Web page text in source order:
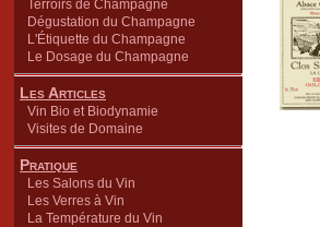
Terroirs de Champagne
Dégustation du Champagne
L'Étiquette du Champagne
Le Dosage du Champagne
Les Articles
Vin Bio et Biodynamie
Visites de Domaine
Pratique
Les Salons du Vin
Les Verres à Vin
La Température du Vin